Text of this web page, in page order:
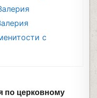
с
по церковному